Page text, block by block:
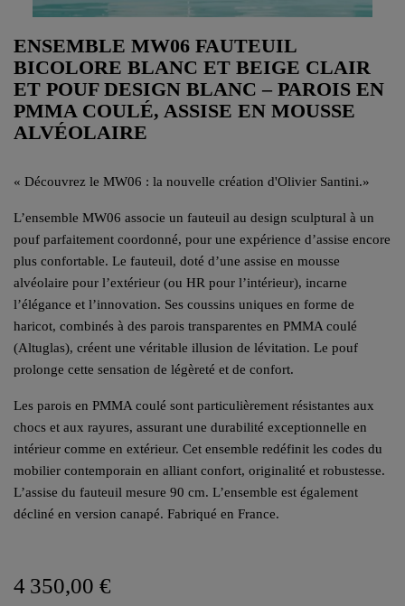
ENSEMBLE MW06 FAUTEUIL
BICOLORE BLANC ET BEIGE CLAIR
ET POUF DESIGN BLANC – PAROIS EN
PMMA COULÉ, ASSISE EN MOUSSE
ALVÉOLAIRE
« Découvrez le MW06 : la nouvelle création d'Olivier Santini.»
L’ensemble MW06 associe un fauteuil au design sculptural à un
pouf parfaitement coordonné, pour une expérience d’assise encore
plus confortable. Le fauteuil, doté d’une assise en mousse
alvéolaire pour l’extérieur (ou HR pour l’intérieur), incarne
l’élégance et l’innovation. Ses coussins uniques en forme de
haricot, combinés à des parois transparentes en PMMA coulé
(Altuglas), créent une véritable illusion de lévitation. Le pouf
prolonge cette sensation de légèreté et de confort.
Les parois en PMMA coulé sont particulièrement résistantes aux
chocs et aux rayures, assurant une durabilité exceptionnelle en
intérieur comme en extérieur. Cet ensemble redéfinit les codes du
mobilier contemporain en alliant confort, originalité et robustesse.
L’assise du fauteuil mesure 90 cm. L’ensemble est également
décliné en version canapé. Fabriqué en France.
4 350,00 €